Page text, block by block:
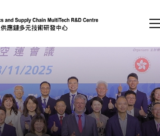
按回车键）
会员登录
A A EN 繁 简